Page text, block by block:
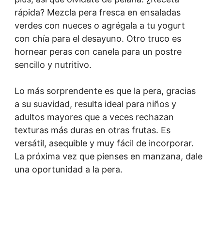
rápida? Mezcla pera fresca en ensaladas
verdes con nueces o agrégala a tu yogurt
con chía para el desayuno. Otro truco es
hornear peras con canela para un postre
sencillo y nutritivo.
Lo más sorprendente es que la pera, gracias
a su suavidad, resulta ideal para niños y
adultos mayores que a veces rechazan
texturas más duras en otras frutas. Es
versátil, asequible y muy fácil de incorporar.
La próxima vez que pienses en manzana, dale
una oportunidad a la pera.